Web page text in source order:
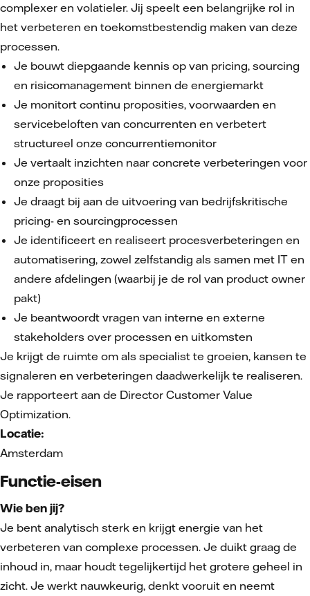
complexer en volatieler. Jij speelt een belangrijke rol in
het verbeteren en toekomstbestendig maken van deze
processen.
Je bouwt diepgaande kennis op van pricing, sourcing
en risicomanagement binnen de energiemarkt
Je monitort continu proposities, voorwaarden en
servicebeloften van concurrenten en verbetert
structureel onze concurrentiemonitor
Je vertaalt inzichten naar concrete verbeteringen voor
onze proposities
Je draagt bij aan de uitvoering van bedrijfskritische
pricing- en sourcingprocessen
Je identificeert en realiseert procesverbeteringen en
automatisering, zowel zelfstandig als samen met IT en
andere afdelingen (waarbij je de rol van product owner
pakt)
Je beantwoordt vragen van interne en externe
stakeholders over processen en uitkomsten
Je krijgt de ruimte om als specialist te groeien, kansen te
signaleren en verbeteringen daadwerkelijk te realiseren.
Je rapporteert aan de Director Customer Value
Optimization.
Locatie:
Amsterdam
Functie-eisen
Wie ben jij?
Je bent analytisch sterk en krijgt energie van het
verbeteren van complexe processen. Je duikt graag de
inhoud in, maar houdt tegelijkertijd het grotere geheel in
zicht. Je werkt nauwkeurig, denkt vooruit en neemt